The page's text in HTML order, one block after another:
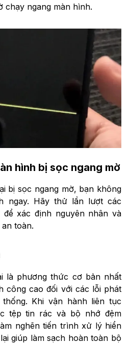
chạy ngang màn hình.
hình bị sọc ngang mờ
bị sọc ngang mờ, bạn không
ngay. Hãy thử lần lượt các
để xác định nguyên nhân và
toàn.
là phương thức cơ bản nhất
công cao đối với các lỗi phát
Khi vận hành liên tục
tệp tin rác và bộ nhớ đệm
nghẽn tiến trình xử lý hiển
giúp làm sạch hoàn toàn bộ